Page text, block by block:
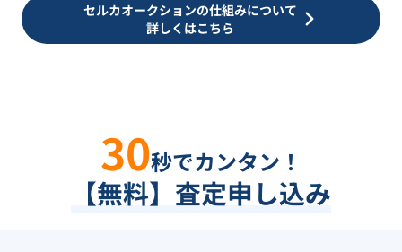
セルカオークションの仕組みについて
詳しくはこちら
30秒でカンタン！
【無料】査定申し込み